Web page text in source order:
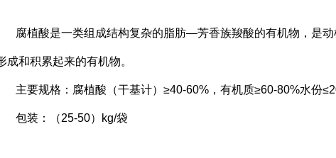
腐植酸是一类组成结构复杂的脂肪—芳香族羧酸的有机物，是
成和积累起来的有机物。
主要规格：腐植酸（干基计）≥40-60%，有机质≥60-80%水份
包装：（25-50）kg/袋